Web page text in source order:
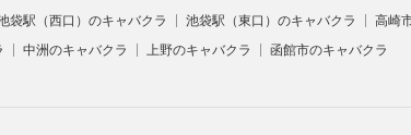
袋駅（西口）のキャバクラ 池袋駅（東口）のキャバクラ
高崎
中洲のキャバクラ 上野のキャバクラ 函館市のキャバクラ